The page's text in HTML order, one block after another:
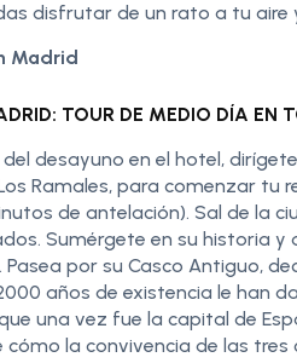
disfrutar de un rato a tu aire
Madrid
TOUR DE MEDIO DÍA EN
desayuno en el hotel,
Ramales, para comenzar tu
de antelación). Sal de la
Sumérgete en su historia
Pasea por su Casco Antiguo,
años de existencia le han
una vez fue la capital de
cómo la convivencia de las